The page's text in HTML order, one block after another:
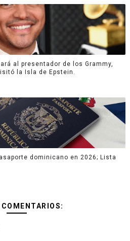
al presentador de los Grammy,
la Isla de Epstein.
dominicano en 2026; Lista
COMENTARIOS: